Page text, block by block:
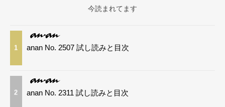
今読まれてます
1 anan No. 2507 試し読みと目次
2 anan No. 2311 試し読みと目次